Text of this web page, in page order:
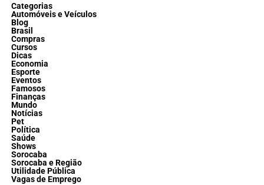
Categorias
Automóveis e Veículos
Blog
Brasil
Compras
Cursos
Dicas
Economia
Esporte
Eventos
Famosos
Finanças
Mundo
Notícias
Pet
Política
Saúde
Shows
Sorocaba
Sorocaba e Região
Utilidade Pública
Vagas de Emprego